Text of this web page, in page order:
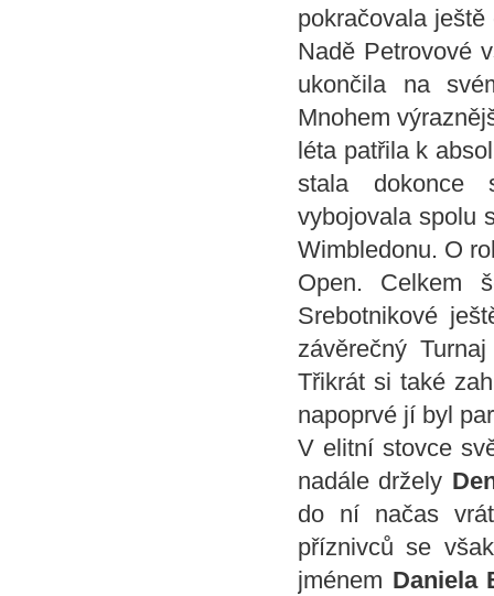
pokračovala
Nadě Petrovové
ukončila na
Mnohem
léta patřila k
stala dokonce
vybojovala spolu
Wimbledonu. O
Open. Celkem
Srebotnikové
závěrečný
Třikrát si také
napoprvé jí byl
V elitní stovce
nadále držely
do ní načas
příznivců se
jménem Daniela